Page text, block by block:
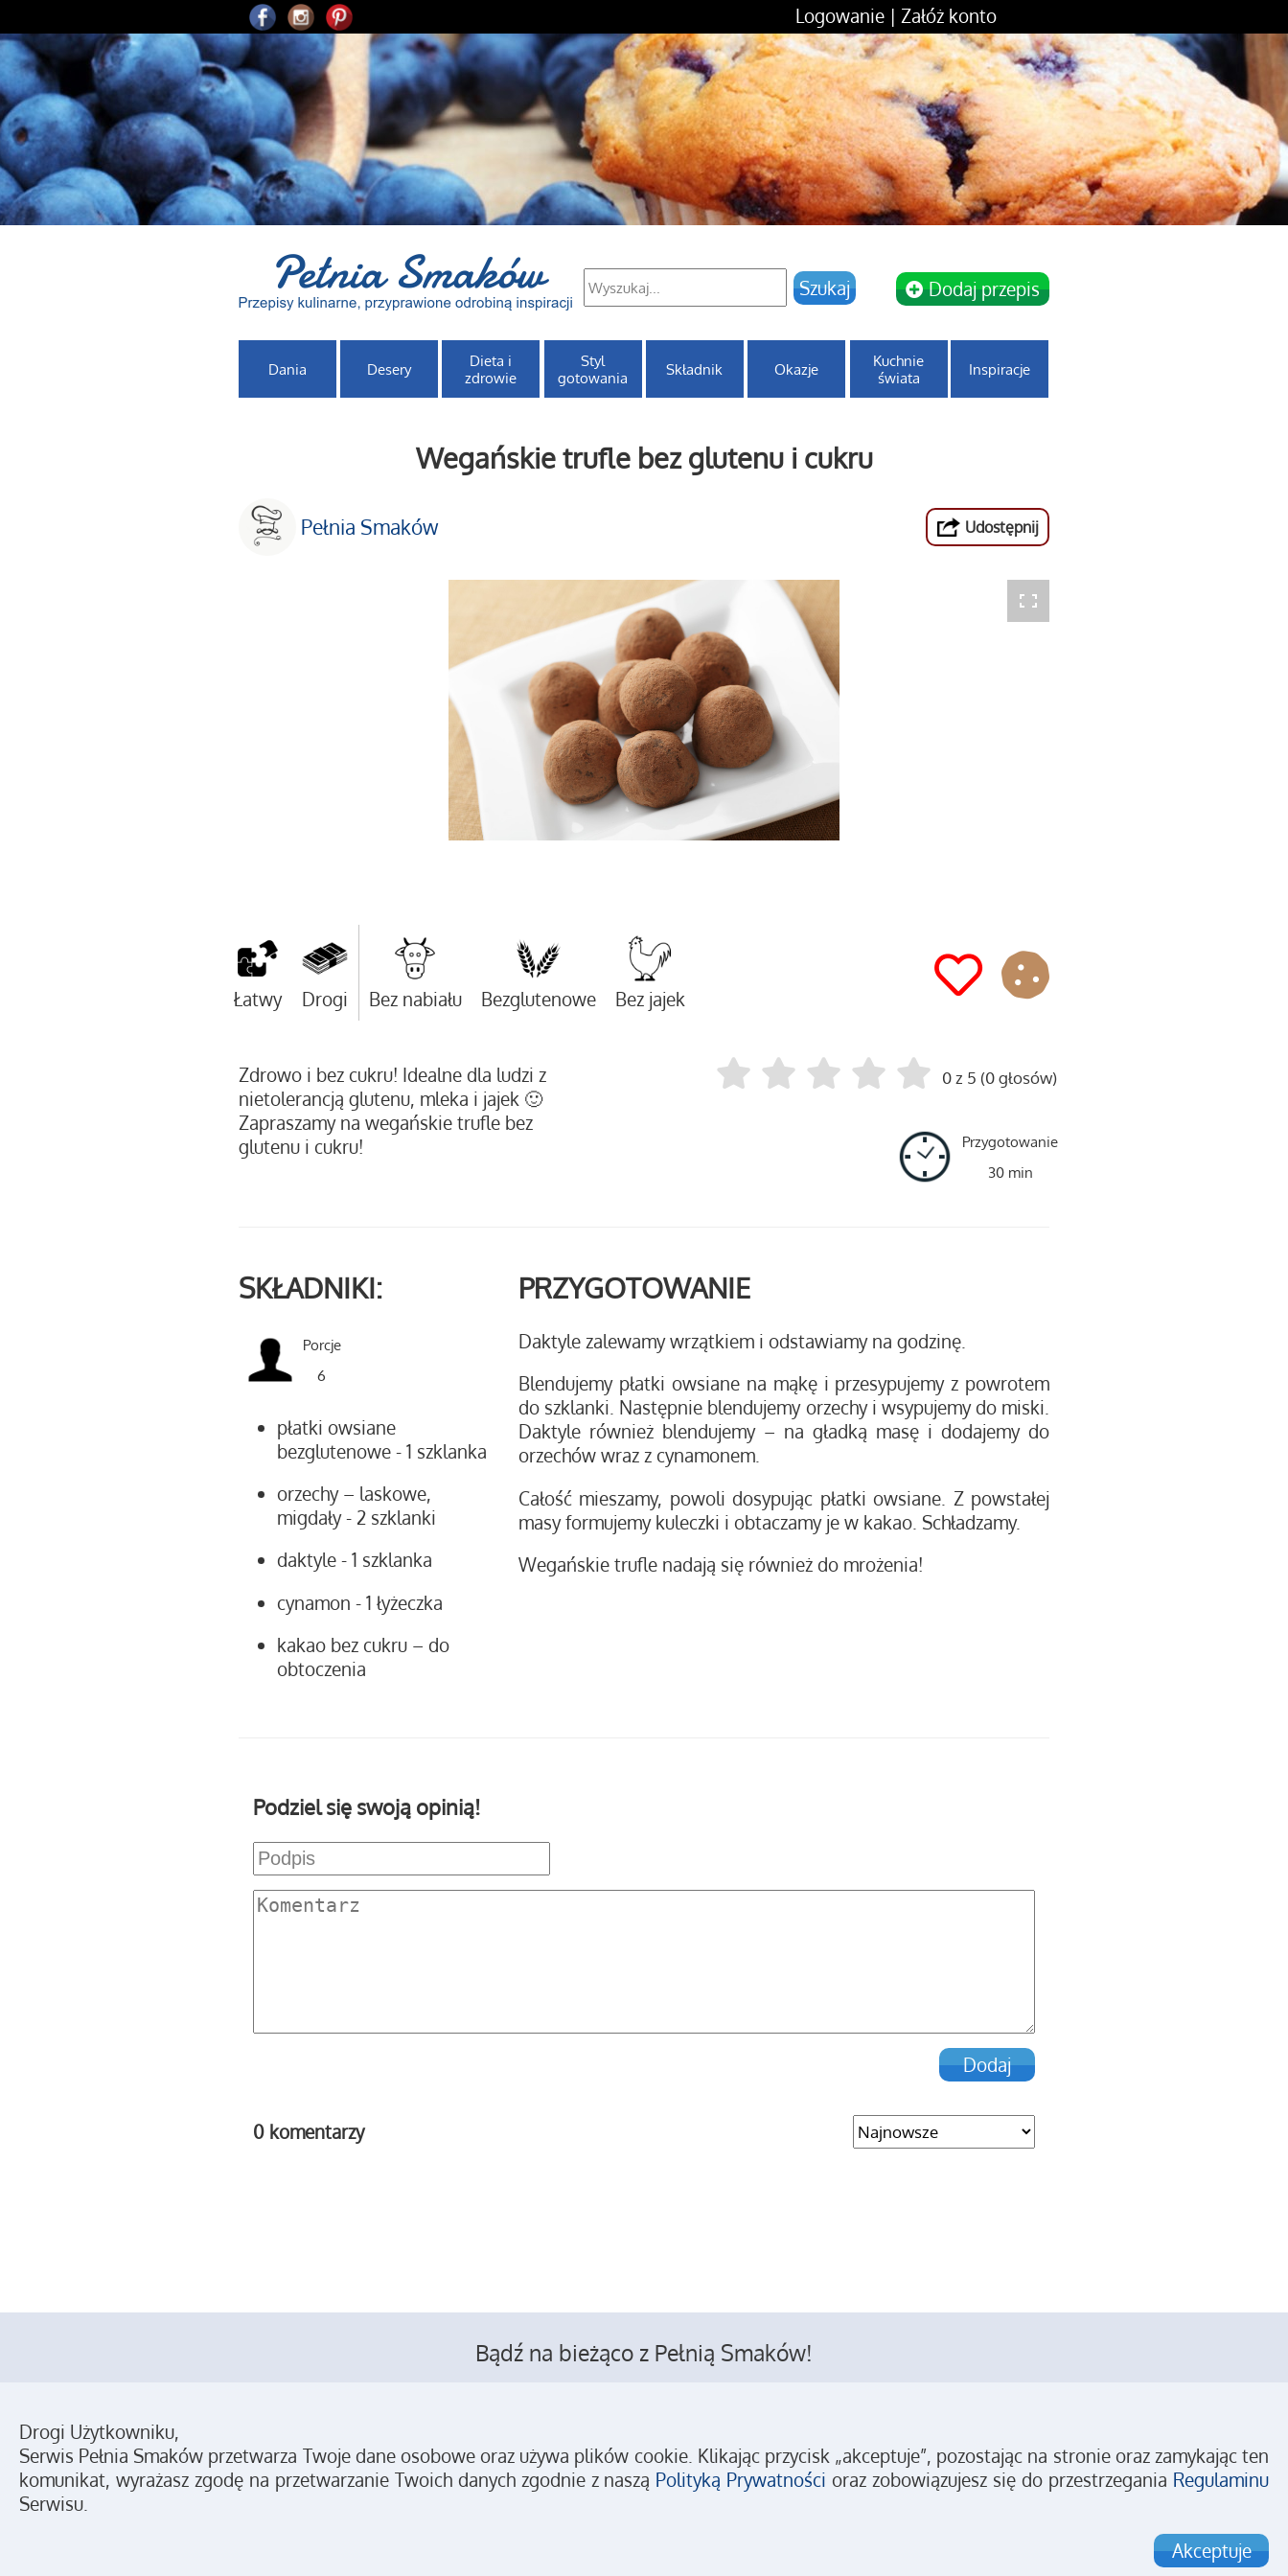
Logowanie | Załóż konto
Dodaj przepis
Dania Desery
Dieta i
zdrowie
Styl
gotowania
Składnik Okazje
Kuchnie
świata
Inspiracje
Wegańskie trufle bez glutenu i cukru
Pełnia Smaków Udostępnij
Łatwy Drogi Bez nabiału Bezglutenowe Bez jajek
Zdrowo i bez cukru! Idealne dla ludzi z
nietolerancją glutenu, mleka i jajek 🙂
Zapraszamy na wegańskie trufle bez
glutenu i cukru!
0 z 5 (0 głosów)
Przygotowanie
30 min
SKŁADNIKI:
Porcje
6
płatki owsiane
bezglutenowe - 1 szklanka
orzechy – laskowe,
migdały- 2 szklanki
daktyle - 1 szklanka
cynamon - 1 łyżeczka
kakao bez cukru – do
obtoczenia
PRZYGOTOWANIE
Daktyle zalewamy wrzątkiem i odstawiamy na godzinę.
Blendujemy płatki owsiane na mąkę i przesypujemy z powrotem
do szklanki. Następnie blendujemy orzechy i wsypujemy do miski.
Daktyle również blendujemy – na gładką masę i dodajemy do
orzechów wraz z cynamonem.
Całość mieszamy, powoli dosypując płatki owsiane. Z powstałej
masy formujemy kuleczki i obtaczamy je w kakao. Schładzamy.
Wegańskie trufle nadają się również do mrożenia!
Podziel się swoją opinią!
0 komentarzy
Bądź na bieżąco z Pełnią Smaków!
Kontakt Reklama Polityka prywatności Regulamin
Drogi Użytkowniku,
Serwis Pełnia Smaków przetwarza Twoje dane osobowe oraz używa plików cookie. Klikając przycisk „akceptuje”, pozostając na stronie oraz zamykając ten
komunikat, wyrażasz zgodę na przetwarzanie Twoich danych zgodnie z naszą Polityką Prywatności oraz zobowiązujesz się do przestrzegania Regulaminu
Serwisu.